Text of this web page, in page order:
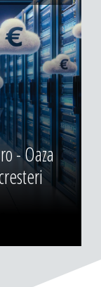
- Oaza